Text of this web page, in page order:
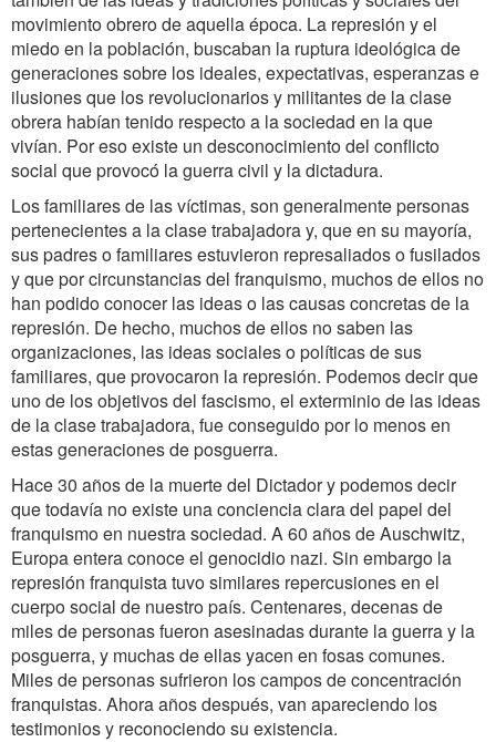
movimiento obrero de aquella época. La represión y el
miedo en la población, buscaban la ruptura ideológica de
generaciones sobre los ideales, expectativas, esperanzas e
ilusiones que los revolucionarios y militantes de la clase
obrera habían tenido respecto a la sociedad en la que
vivían. Por eso existe un desconocimiento del conflicto
social que provocó la guerra civil y la dictadura.
Los familiares de las víctimas, son generalmente personas
pertenecientes a la clase trabajadora y, que en su mayoría,
sus padres o familiares estuvieron represaliados o fusilados
y que por circunstancias del franquismo, muchos de ellos no
han podido conocer las ideas o las causas concretas de la
represión. De hecho, muchos de ellos no saben las
organizaciones, las ideas sociales o políticas de sus
familiares, que provocaron la represión. Podemos decir que
uno de los objetivos del fascismo, el exterminio de las ideas
de la clase trabajadora, fue conseguido por lo menos en
estas generaciones de posguerra.
Hace 30 años de la muerte del Dictador y podemos decir
que todavía no existe una conciencia clara del papel del
franquismo en nuestra sociedad. A 60 años de Auschwitz,
Europa entera conoce el genocidio nazi. Sin embargo la
represión franquista tuvo similares repercusiones en el
cuerpo social de nuestro país. Centenares, decenas de
miles de personas fueron asesinadas durante la guerra y la
posguerra, y muchas de ellas yacen en fosas comunes.
Miles de personas sufrieron los campos de concentración
franquistas. Ahora años después, van apareciendo los
testimonios y reconociendo su existencia.